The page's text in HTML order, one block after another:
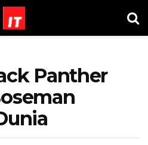
Panther